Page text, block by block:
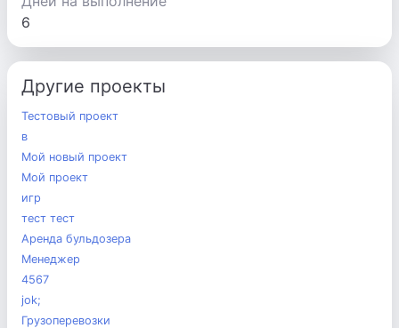
6
Другие проекты
Тестовый проект
в
Мой новый проект
Мой проект
игр
тест тест
Аренда бульдозера
Менеджер
4567
jok;
Грузоперевозки